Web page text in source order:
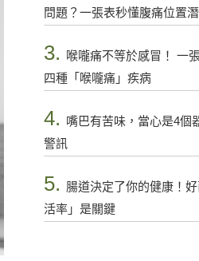
問題？一張表秒懂腹痛位置
3.
喉嚨痛不等於感冒！ 一
四種「喉嚨痛」疾病
4. 嘴巴有苦味，當心是4個
警訊
5. 腸道決定了你的健康！
活率」是關鍵